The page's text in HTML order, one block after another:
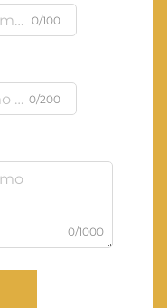
0/100
0/200
0/1000